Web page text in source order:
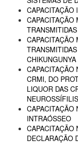
CAPACITAÇÃO
CAPACITAÇÃO
CAPACITAÇÃO
CAPACITAÇÃO
CRMI, DO
LIQUOR DAS
NEUROSSÍFILIS
CAPACITAÇÃO
INTRAÓSSEO
CAPACITAÇÃO
DECLARAÇÃO